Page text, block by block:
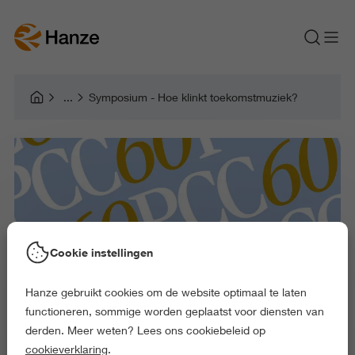
Symposium - Hoe klinkt toekomstmuziek?
Cookie instellingen
Hanze gebruikt cookies om de website optimaal te laten
functioneren, sommige worden geplaatst voor diensten van
derden. Meer weten? Lees ons cookiebeleid op
cookieverklaring.